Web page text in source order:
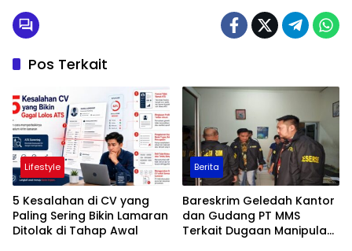
Pos Terkait
Lifestyle
5 Kesalahan di CV yang
Paling Sering Bikin Lamaran
Ditolak di Tahap Awal
Berita
Bareskrim Geledah Kantor
dan Gudang PT MMS
Terkait Dugaan Manipulasi